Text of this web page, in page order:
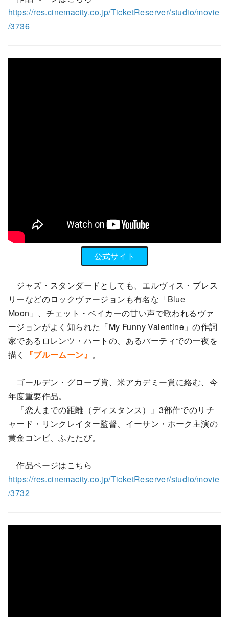
https://res.cinemacity.co.jp/TicketReserver/studio/movie
/3736
公式サイト
ジャズ・スタンダードとしても、エルヴィス・プレス
リーなどのロックヴァージョンも有名な「Blue
Moon」、チェット・ベイカーの甘い声で歌われるヴァ
ージョンがよく知られた「My Funny Valentine」の作詞
家であるロレンツ・ハートの、あるパーティでの一夜を
描く
『ブルームーン』 。
ゴールデン・グローブ賞、米アカデミー賞に絡む、今
年度重要作品。
『恋人までの距離（ディスタンス）』3部作でのリチ
ャード・リンクレイター監督、イーサン・ホーク主演の
黄金コンビ、ふたたび。
作品ページはこちら
https://res.cinemacity.co.jp/TicketReserver/studio/movie
/3732